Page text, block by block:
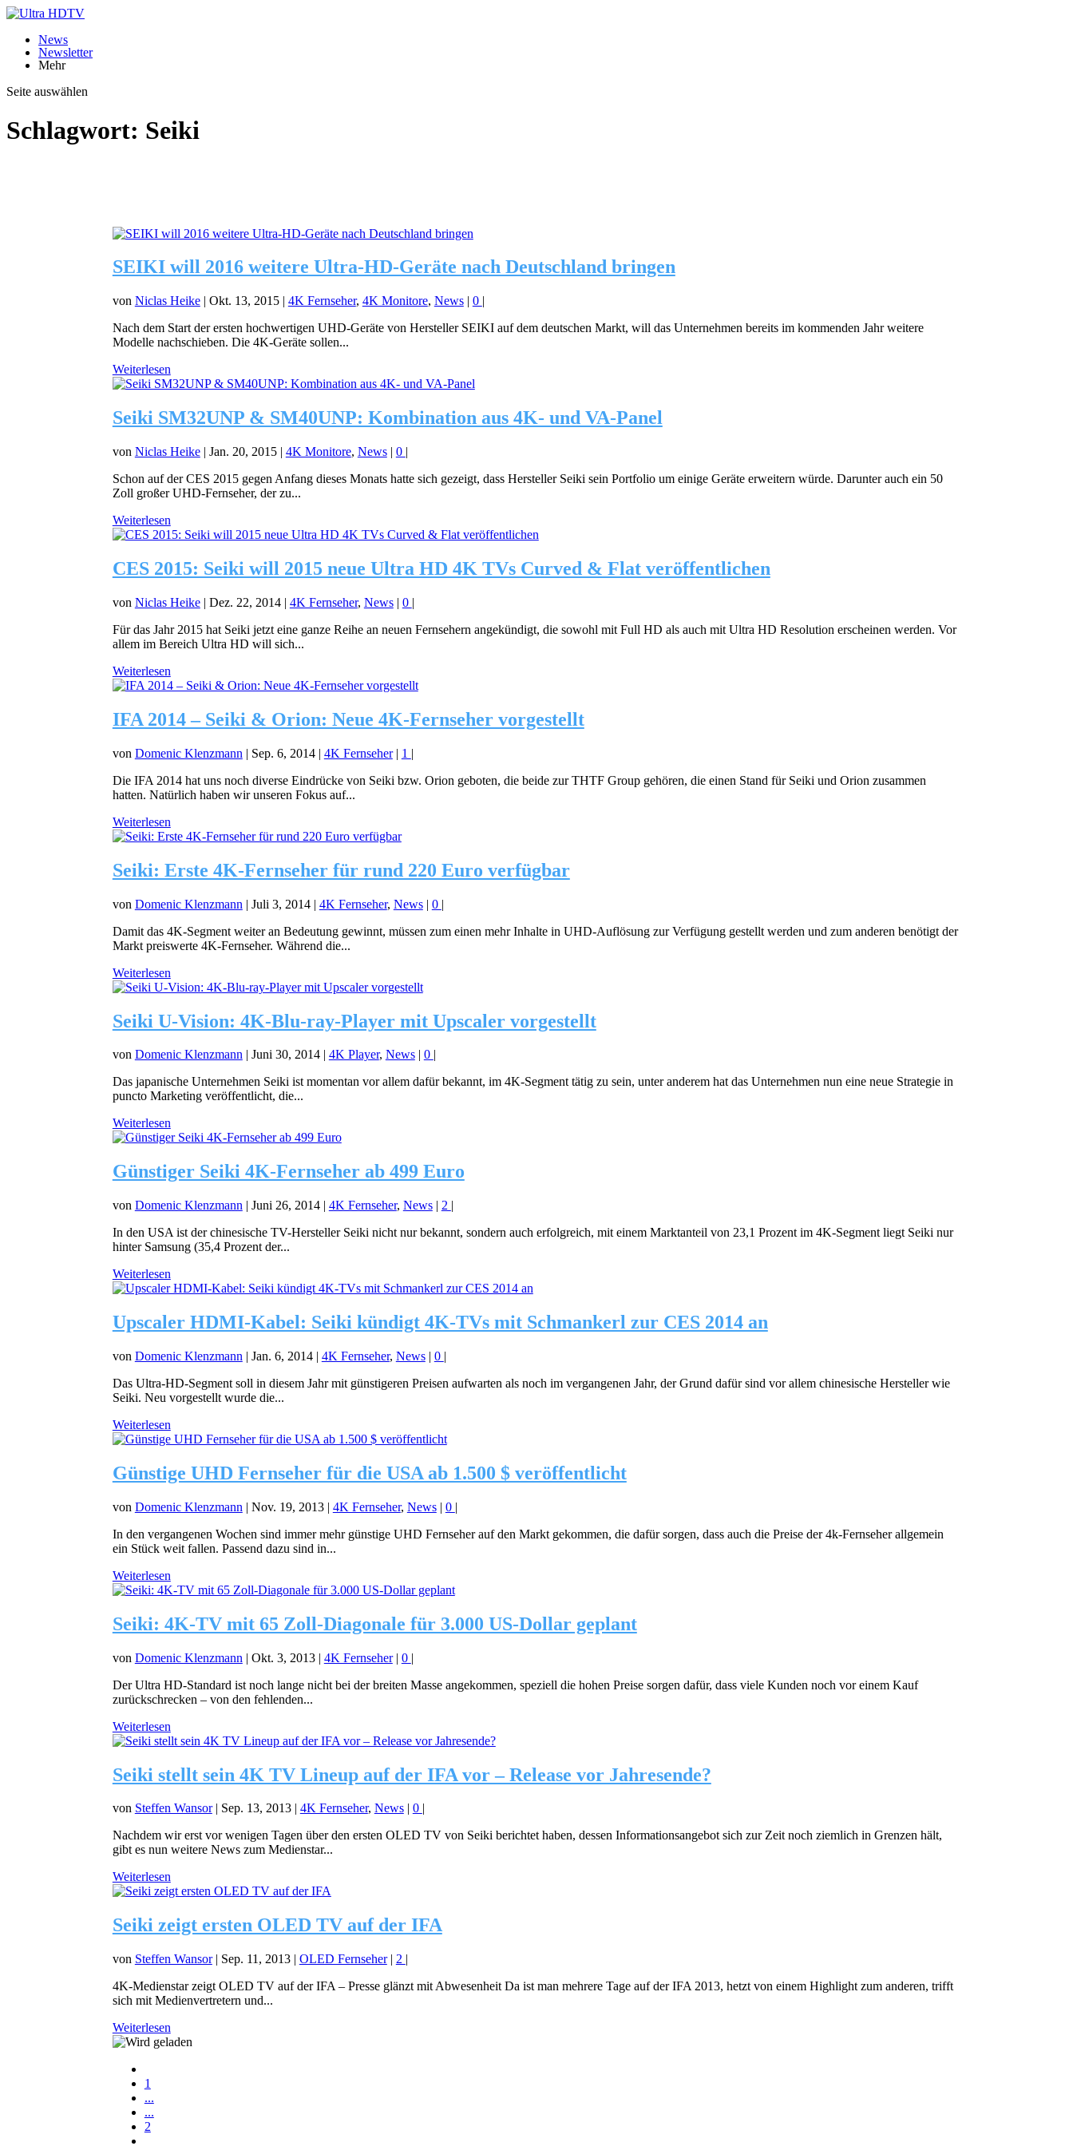
News
Newsletter
Mehr
Seite auswählen
Schlagwort: Seiki
SEIKI will 2016 weitere Ultra-HD-Geräte nach Deutschland bringen
von Niclas Heike| Okt. 13, 2015| 4K Fernseher, 4K Monitore, News| 0 |
Nach dem Start der ersten hochwertigen UHD-Geräte von Hersteller SEIKI auf dem deutschen Markt, will das Unternehmen bereits im kommenden Jahr weitere
Modelle nachschieben. Die 4K-Geräte sollen...
Weiterlesen
Seiki SM32UNP & SM40UNP: Kombination aus 4K- und VA-Panel
von Niclas Heike| Jan. 20, 2015| 4K Monitore, News| 0 |
Schon auf der CES 2015 gegen Anfang dieses Monats hatte sich gezeigt, dass Hersteller Seiki sein Portfolio um einige Geräte erweitern würde. Darunter auch ein 50
Zoll großer UHD-Fernseher, der zu...
Weiterlesen
CES 2015: Seiki will 2015 neue Ultra HD 4K TVs Curved & Flat veröffentlichen
von Niclas Heike| Dez. 22, 2014| 4K Fernseher, News| 0 |
Für das Jahr 2015 hat Seiki jetzt eine ganze Reihe an neuen Fernsehern angekündigt, die sowohl mit Full HD als auch mit Ultra HD Resolution erscheinen werden. Vor
allem im Bereich Ultra HD will sich...
Weiterlesen
IFA 2014 – Seiki & Orion: Neue 4K-Fernseher vorgestellt
von Domenic Klenzmann | Sep. 6, 2014| 4K Fernseher| 1 |
Die IFA 2014 hat uns noch diverse Eindrücke von Seiki bzw. Orion geboten, die beide zur THTF Group gehören, die einen Stand für Seiki und Orion zusammen
hatten. Natürlich haben wir unseren Fokus auf...
Weiterlesen
Seiki: Erste 4K-Fernseher für rund 220 Euro verfügbar
von Domenic Klenzmann | Juli 3, 2014| 4K Fernseher, News| 0 |
Damit das 4K-Segment weiter an Bedeutung gewinnt, müssen zum einen mehr Inhalte in UHD-Auflösung zur Verfügung gestellt werden und zum anderen benötigt der
Markt preiswerte 4K-Fernseher. Während die...
Weiterlesen
Seiki U-Vision: 4K-Blu-ray-Player mit Upscaler vorgestellt
von Domenic Klenzmann| Juni 30, 2014| 4K Player, News| 0 |
Das japanische Unternehmen Seiki ist momentan vor allem dafür bekannt, im 4K-Segment tätig zu sein, unter anderem hat das Unternehmen nun eine neue Strategie in
puncto Marketing veröffentlicht, die...
Weiterlesen
Günstiger Seiki 4K-Fernseher ab 499 Euro
von Domenic Klenzmann | Juni 26, 2014| 4K Fernseher, News| 2 |
In den USA ist der chinesische TV-Hersteller Seiki nicht nur bekannt, sondern auch erfolgreich, mit einem Marktanteil von 23,1 Prozent im 4K-Segment liegt Seiki nur
hinter Samsung (35,4 Prozent der...
Weiterlesen
Upscaler HDMI-Kabel: Seiki kündigt 4K-TVs mit Schmankerl zur CES 2014 an
von Domenic Klenzmann | Jan. 6, 2014| 4K Fernseher, News| 0 |
Das Ultra-HD-Segment soll in diesem Jahr mit günstigeren Preisen aufwarten als noch im vergangenen Jahr, der Grund dafür sind vor allem chinesische Hersteller wie
Seiki. Neu vorgestellt wurde die...
Weiterlesen
Günstige UHD Fernseher für die USA ab 1.500 $ veröffentlicht
von Domenic Klenzmann | Nov. 19, 2013| 4K Fernseher, News| 0 |
In den vergangenen Wochen sind immer mehr günstige UHD Fernseher auf den Markt gekommen, die dafür sorgen, dass auch die Preise der 4k-Fernseher allgemein
ein Stück weit fallen. Passend dazu sind in...
Weiterlesen
Seiki: 4K-TV mit 65 Zoll-Diagonale für 3.000 US-Dollar geplant
von Domenic Klenzmann | Okt. 3, 2013| 4K Fernseher| 0 |
Der Ultra HD-Standard ist noch lange nicht bei der breiten Masse angekommen, speziell die hohen Preise sorgen dafür, dass viele Kunden noch vor einem Kauf
zurückschrecken – von den fehlenden...
Weiterlesen
Seiki stellt sein 4K TV Lineup auf der IFA vor – Release vor Jahresende?
von Steffen Wansor| Sep. 13, 2013| 4K Fernseher, News| 0
Nachdem wir erst vor wenigen Tagen über den ersten OLED TV von Seiki berichtet haben, dessen Informationsangebot sich zur Zeit noch ziemlich in Grenzen hält,
gibt es nun weitere News zum Medienstar...
Weiterlesen
Seiki zeigt ersten OLED TV auf der IFA
von Steffen Wansor| Sep. 11, 2013| OLED Fernseher| 2 |
4K-Medienstar zeigt OLED TV auf der IFA – Presse glänzt mit Abwesenheit Da ist man mehrere Tage auf der IFA 2013, hetzt von einem Highlight zum anderen, trifft
sich mit Medienvertretern und...
Weiterlesen
1
...
...
2